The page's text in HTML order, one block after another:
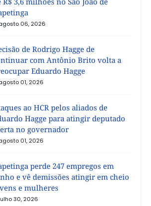
06, 2026
de Rodrigo Hagge de
com Antônio Brito volta a
Eduardo Hagge
01, 2026
ao HCR pelos aliados de
Hagge para atingir deputado
no governador
01, 2026
perde 247 empregos em
e vê demissões atingir em cheio
e mulheres
30, 2026